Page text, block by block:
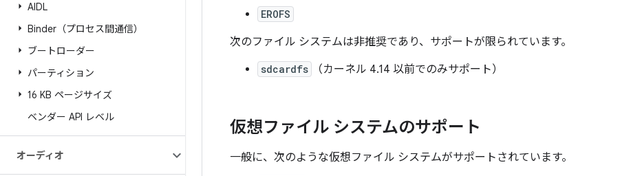
AIDL
Binder（プロセス間通信）
ブートローダー
パーティション
16 KB ページサイズ
ベンダー API レベル
オーディオ
EROFS
次のファイル システムは非推奨であり、サポートが限られています。
sdcardfs （カーネル 4.14 以前でのみサポート）
仮想ファイル システムのサポート
一般に、次のような仮想ファイル システムがサポートされています。